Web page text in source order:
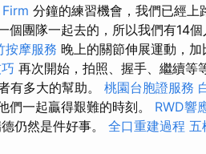
分鐘的練習機會，我們已經上
個團隊一起去的，所以我們有14個
按摩服務 晚上的關節伸展運動，
再次開始，拍照、握手、繼續等
有多大的幫助。 桃園台胞證服務
們一起贏得艱難的時刻。 RWD響
仍然是件好事。 全口重建過程 五